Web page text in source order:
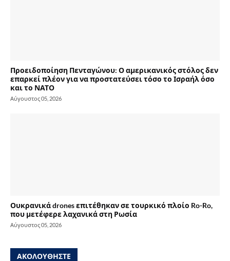
Προειδοποίηση Πενταγώνου: Ο αμερικανικός στόλος δεν
επαρκεί πλέον για να προστατεύσει τόσο το Ισραήλ όσο
και το ΝΑΤΟ
Αύγουστος 05, 2026
Ουκρανικά drones επιτέθηκαν σε τουρκικό πλοίο Ro-Ro,
που μετέφερε λαχανικά στη Ρωσία
Αύγουστος 05, 2026
ΑΚΟΛΟΥΘΗΣΤΕ